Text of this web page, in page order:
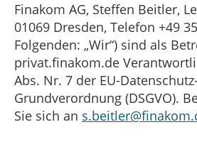
Finakom AG, Steffen Beitler,
01069 Dresden, Telefon +49
Folgenden: „Wir“) sind als
privat.finakom.de
Abs. Nr. 7 der EU-Datenschutz-
Grundverordnung (DSGVO).
Sie sich an